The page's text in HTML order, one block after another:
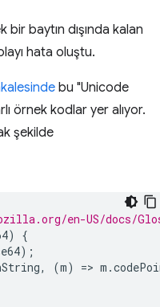
baytın dışında kalan
hata oluştu.
bu "Unicode
örnek kodlar yer alıyor.
şekilde
en-US/docs/
)
{
);
, (m) => m .